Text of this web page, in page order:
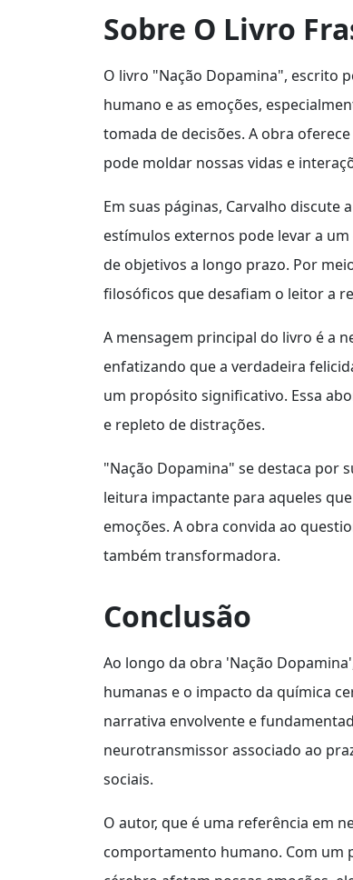
Sobre O Livro
O livro "Nação Dopamina", escrito
humano e as emoções,
tomada de decisões. A obra
pode moldar nossas vidas e
Em suas páginas, Carvalho
estímulos externos pode levar a
de objetivos a longo prazo. Por
filosóficos que desafiam o leitor a
A mensagem principal do livro é a
enfatizando que a verdadeira
um propósito significativo. Essa
e repleto de distrações.
"Nação Dopamina" se destaca por
leitura impactante para aqueles
emoções. A obra convida ao
também transformadora.
Conclusão
Ao longo da obra 'Nação
humanas e o impacto da química
narrativa envolvente e
neurotransmissor associado ao
sociais.
O autor, que é uma referência em
comportamento humano. Com um